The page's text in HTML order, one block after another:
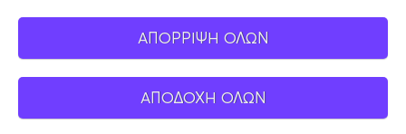
ΑΠΟΡΡΙΨΗ ΟΛΩΝ
ΑΠΟΔΟΧΗ ΟΛΩΝ
Mobile app